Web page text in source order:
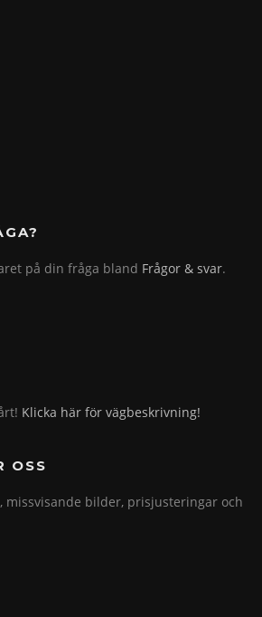
på din fråga bland Frågor & svar.
Klicka här för vägbeskrivning!
OSS
missvisande bilder, prisjusteringar och